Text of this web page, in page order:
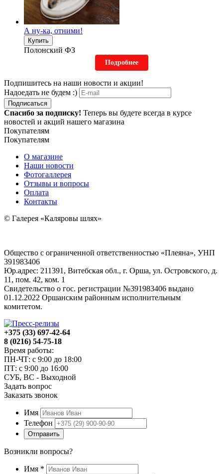
А ну-ка, отними!
Купить
Полонский ФЗ
Подробнее
Подпишитесь на наши новости и акции!
Надоедать не будем :)
Подписаться
Спасибо за подписку! Теперь вы будете всегда в курсе
новостей и акций нашего магазина
Покупателям
Покупателям
О магазине
Наши новости
Фотогаллерея
Отзывы и вопросы
Оплата
Контакты
© Галерея «Каляровы шлях»
Общество с ограниченной ответственностью «Плеяна», УНП
391983406
Юр.адрес: 211391, Витебская обл., г. Орша, ул. Островского, д.
11, пом. 42, ком. 1
Свидетельство о гос. регистрации №391983406 выдано
01.12.2022 Оршанским районным исполнительным
комитетом.
+375 (33) 697-42-64
8 (0216) 54-75-18
Время работы:
ПН-ЧТ: с 9:00 до 18:00
ПТ: с 9:00 до 16:00
СУБ, ВС - Выходной
Задать вопрос
Заказать звонок
Имя
Телефон
Отправить
Возникли вопросы?
Имя *